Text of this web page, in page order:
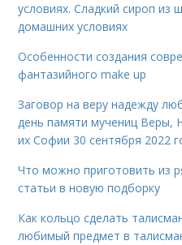
условиях. Сладкий сироп из
домашних условиях
Особенности создания
фантазийного make up
Заговор на веру надежду
день памяти мучениц
их Софии 30 сентября 2022
Что можно приготовить из
статьи в новую подборку
Как кольцо сделать
любимый предмет в